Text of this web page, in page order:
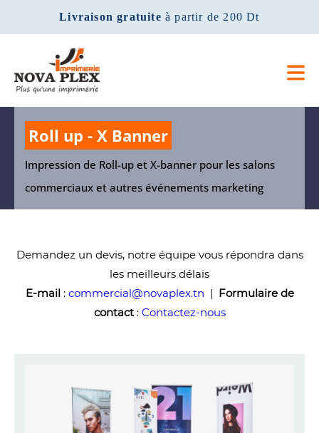
Livraison gratuiteà partir de 200 Dt
Roll up - X Banner
Impression de Roll-up et X-banner pour les salons
commerciaux et autres événements marketing
Demandez un devis, notre équipe vous répondra dans
les meilleurs délais
E-mail: commercial@novaplex.tn | Formulaire de
contact: Contactez-nous